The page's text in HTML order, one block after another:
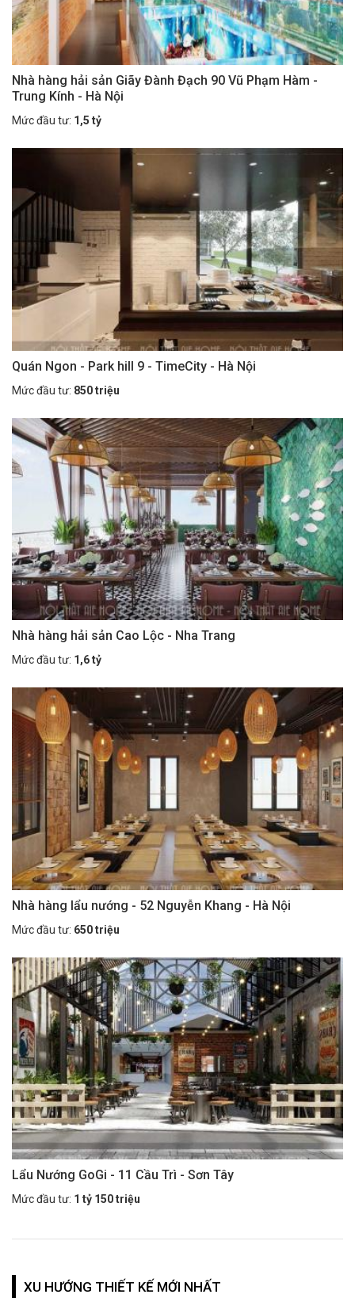
Nhà hàng hải sản Giãy Đành Đạch 90 Vũ Phạm Hàm -
Trung Kính - Hà Nội
Mức đầu tư: 1,5 tỷ
Quán Ngon - Park hill 9 - TimeCity - Hà Nội
Mức đầu tư: 850 triệu
Nhà hàng hải sản Cao Lộc - Nha Trang
Mức đầu tư: 1,6 tỷ
Nhà hàng lẩu nướng - 52 Nguyễn Khang - Hà Nội
Mức đầu tư: 650 triệu
Lẩu Nướng GoGi - 11 Cầu Trì - Sơn Tây
Mức đầu tư: 1 tỷ 150 triệu
XU HƯỚNG THIẾT KẾ MỚI NHẤT